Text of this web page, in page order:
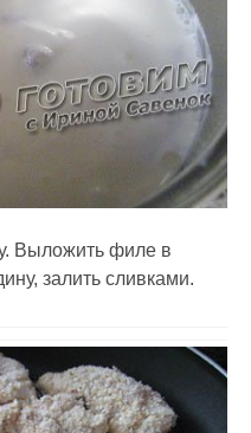
Выложить филе в
залить сливками.